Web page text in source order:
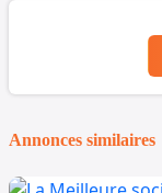
Annonces similaires